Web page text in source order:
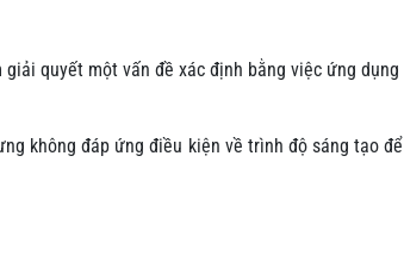
quyết một vấn đề xác định bằng việc ứng dụng
không đáp ứng điều kiện về trình độ sáng tạo để